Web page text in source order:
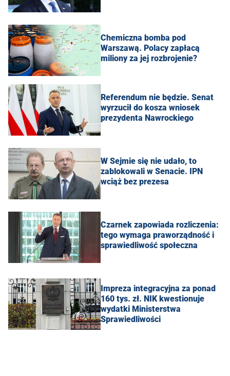
Chemiczna bomba pod
Warszawą. Polacy zapłacą
miliony za jej rozbrojenie?
Referendum nie będzie. Senat
wyrzucił do kosza wniosek
prezydenta Nawrockiego
W Sejmie się nie udało, to
zablokowali w Senacie. IPN
wciąż bez prezesa
Czarnek zapowiada rozliczenia:
tego wymaga praworządność i
sprawiedliwość społeczna
Impreza integracyjna za ponad
160 tys. zł. NIK kwestionuje
wydatki Ministerstwa
Sprawiedliwości